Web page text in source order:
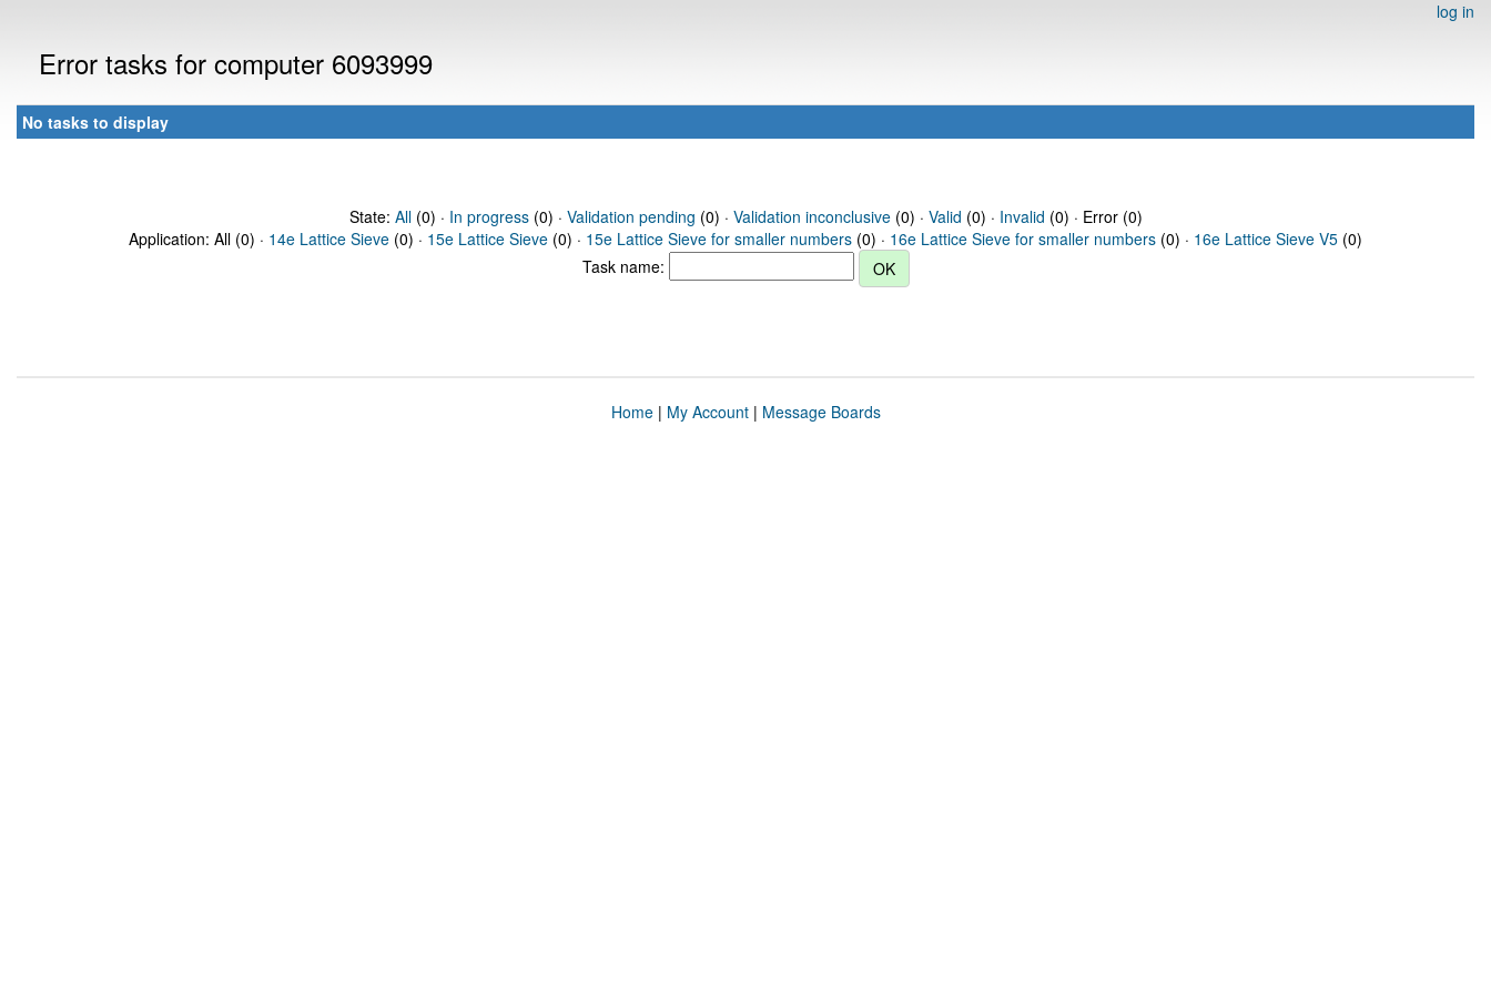
log in
Error tasks for computer 6093999
No tasks to display
State: All(0) · In progress(0) · Validation pending (0) · Validation inconclusive(0) · Valid (0) · Invalid (0) · Error (0)
Application: All (0) · 14e Lattice Sieve (0) · 15e Lattice Sieve (0) · 15e Lattice Sieve for smaller numbers (0) · 16e Lattice Sieve for smaller numbers (0) · 16e Lattice Sieve V5 (0)
Task name:
Home| My Account| Message Boards